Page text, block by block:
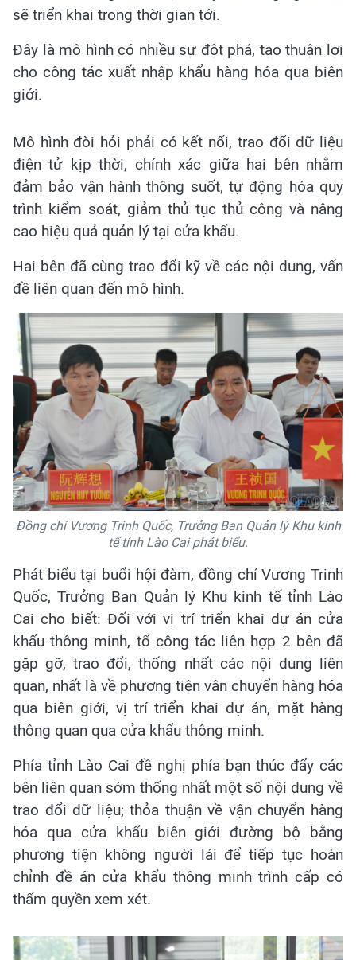
sẽ triển khai trong thời gian tới.
Đây là mô hình có nhiều sự đột phá, tạo thuận lợi
cho công tác xuất nhập khẩu hàng hóa qua biên
giới.
Mô hình đòi hỏi phải có kết nối, trao đổi dữ liệu
điện tử kịp thời, chính xác giữa hai bên nhằm
đảm bảo vận hành thông suốt, tự động hóa quy
trình kiểm soát, giảm thủ tục thủ công và nâng
cao hiệu quả quản lý tại cửa khẩu.
Hai bên đã cùng trao đổi kỹ về các nội dung, vấn
đề liên quan đến mô hình.
Đồng chí Vương Trinh Quốc, Trưởng Ban Quản lý Khu kinh
tế tỉnh Lào Cai phát biểu.
Phát biểu tại buổi hội đàm, đồng chí Vương Trinh
Quốc, Trưởng Ban Quản lý Khu kinh tế tỉnh Lào
Cai cho biết: Đối với vị trí triển khai dự án cửa
khẩu thông minh, tổ công tác liên hợp 2 bên đã
gặp gỡ, trao đổi, thống nhất các nội dung liên
quan, nhất là về phương tiện vận chuyển hàng hóa
qua biên giới, vị trí triển khai dự án, mặt hàng
thông quan qua cửa khẩu thông minh.
Phía tỉnh Lào Cai đề nghị phía bạn thúc đẩy các
bên liên quan sớm thống nhất một số nội dung về
trao đổi dữ liệu; thỏa thuận về vận chuyển hàng
hóa qua cửa khẩu biên giới đường bộ bằng
phương tiện không người lái để tiếp tục hoàn
chỉnh đề án cửa khẩu thông minh trình cấp có
thẩm quyền xem xét.